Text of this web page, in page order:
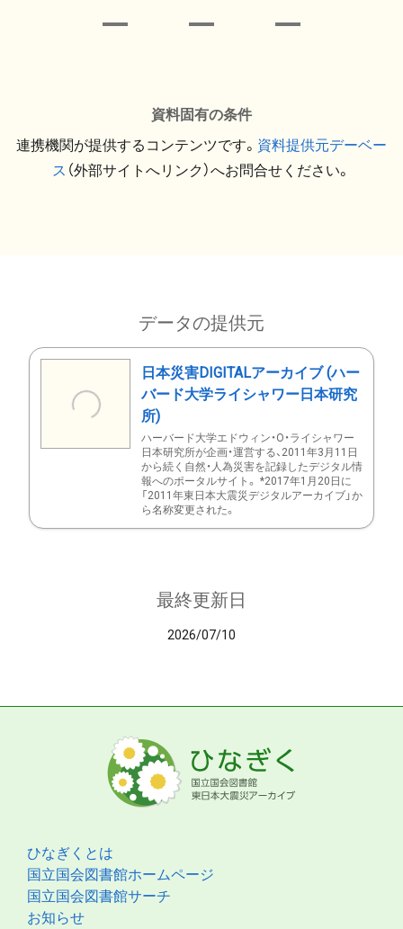
資料固有の条件
連携機関が提供するコンテンツです。 資料提供元デーベー
ス （外部サイトへリンク）へお問合せください。
データの提供元
日本災害DIGITALアーカイブ (ハー
バード大学ライシャワー日本研究
所)
ハーバード大学エドウィン・O・ライシャワー
日本研究所が企画・運営する、2011年3月11日
から続く自然・人為災害を記録したデジタル情
報へのポータルサイト。 *2017年1月20日に
「2011年東日本大震災デジタルアーカイブ」か
ら名称変更された。
最終更新日
2026/07/10
ひなぎくとは
国立国会図書館ホームページ
国立国会図書館サーチ
お知らせ